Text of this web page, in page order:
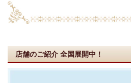
店舗のご紹介 全国展開中！